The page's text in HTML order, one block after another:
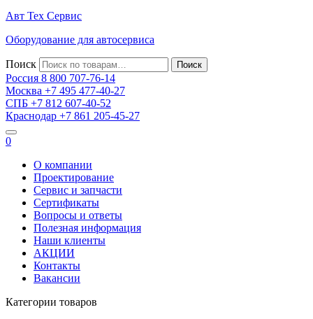
Авт Тех Сервис
Оборудование для автосервиса
Поиск
Россия 8 800 707-76-14
Москва +7 495 477-40-27
СПБ +7 812 607-40-52
Краснодар +7 861 205-45-27
0
О компании
Проектирование
Сервис и запчасти
Сертификаты
Вопросы и ответы
Полезная информация
Наши клиенты
АКЦИИ
Контакты
Вакансии
Категории товаров